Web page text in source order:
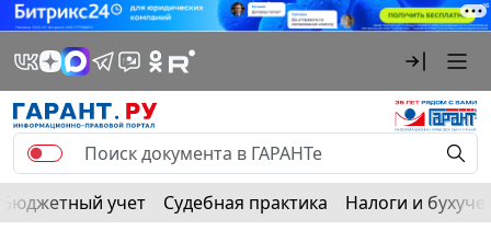
Бюджетный учет Судебная практика Налоги и